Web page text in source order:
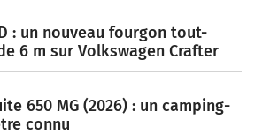
: un nouveau fourgon tout-
6 m sur Volkswagen Crafter
650 MG (2026) : un camping-
connu